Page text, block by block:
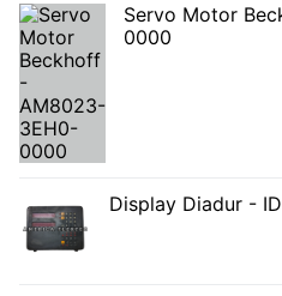
Servo Motor
0000
Display Diadur -